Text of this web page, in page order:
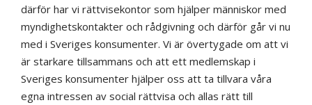
därför har vi rättvisekontor som hjälper människor med
myndighetskontakter och rådgivning och därför går vi nu
med i Sveriges konsumenter. Vi är övertygade om att vi
är starkare tillsammans och att ett medlemskap i
Sveriges konsumenter hjälper oss att ta tillvara våra
egna intressen av social rättvisa och allas rätt till